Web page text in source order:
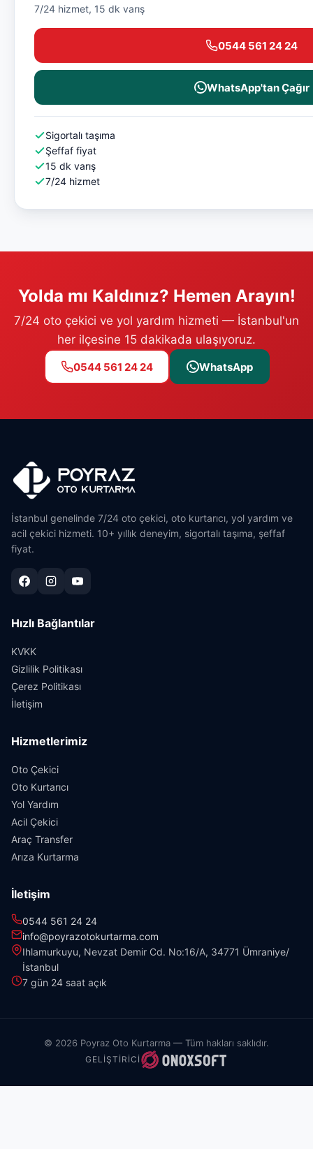
7/24 hizmet, 15 dk varış
0544 561 24 24
WhatsApp'tan Çağır
Sigortalı taşıma
Şeffaf fiyat
15 dk varış
7/24 hizmet
Yolda mı Kaldınız? Hemen Arayın!
7/24 oto çekici ve yol yardım hizmeti — İstanbul'un
her ilçesine 15 dakikada ulaşıyoruz.
0544 561 24 24 WhatsApp
İstanbul genelinde 7/24 oto çekici, oto kurtarıcı, yol yardım ve
acil çekici hizmeti. 10+ yıllık deneyim, sigortalı taşıma, şeffaf
fiyat.
Hızlı Bağlantılar
KVKK
Gizlilik Politikası
Çerez Politikası
İletişim
Hizmetlerimiz
Oto Çekici
Oto Kurtarıcı
Yol Yardım
Acil Çekici
Araç Transfer
Arıza Kurtarma
İletişim
0544 561 24 24
info@poyrazotokurtarma.com
Ihlamurkuyu, Nevzat Demir Cd. No:16/A, 34771 Ümraniye/
İstanbul
7 gün 24 saat açık
© 2026 Poyraz Oto Kurtarma — Tüm hakları saklıdır.
GELIŞTIRICI